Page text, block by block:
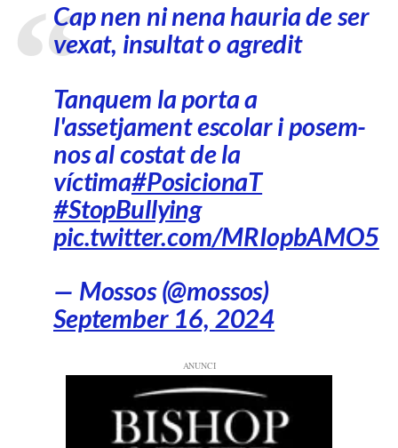
Cap nen ni nena hauria de ser
vexat, insultat o agredit
Tanquem la porta a
l'assetjament escolar i posem-
nos al costat de la
víctima#PosicionaT
#StopBullying
pic.twitter.com/MRIopbAMO5
— Mossos (@mossos)
September 16, 2024